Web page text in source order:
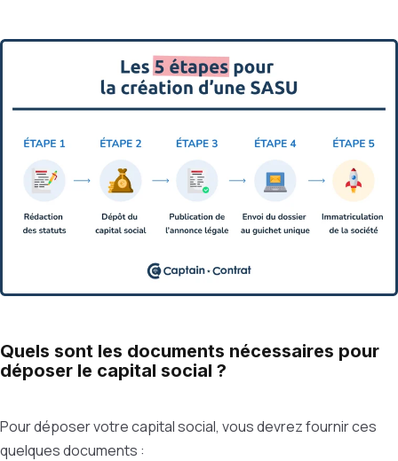
Quels sont les documents nécessaires pour
déposer le capital social ?
Pour déposer votre capital social, vous devrez fournir ces
quelques documents :